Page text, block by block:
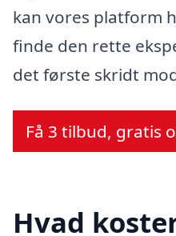
kan vores platform
finde den rette
det første skridt
Få 3 tilbud, gratis
Hvad